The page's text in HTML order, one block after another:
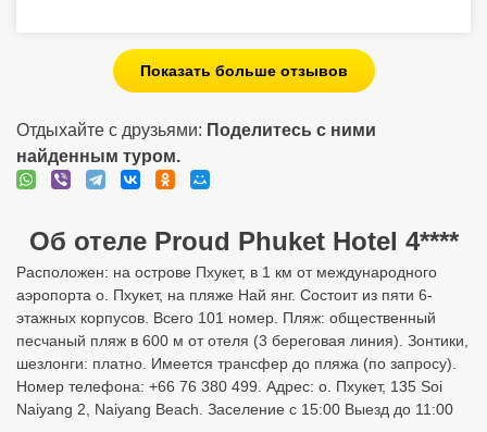
Показать больше отзывов
Отдыхайте с друзьями: Поделитесь с ними
найденным туром.
Об отеле Proud Phuket Hotel 4****
Расположен: на острове Пхукет, в 1 км от международного
аэропорта о. Пхукет, на пляже Най янг. Состоит из пяти 6-
этажных корпусов. Всего 101 номер. Пляж: общественный
песчаный пляж в 600 м от отеля (3 береговая линия). Зонтики,
шезлонги: платно. Имеется трансфер до пляжа (по запросу).
Номер телефона: +66 76 380 499. Адрес: о. Пхукет, 135 Soi
Naiyang 2, Naiyang Beach. Заселение с 15:00 Выезд до 11:00